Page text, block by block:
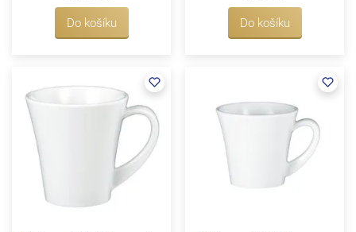
Do košíku Do košíku